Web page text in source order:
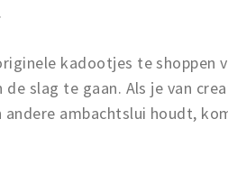
kadootjes te shoppen
slag te gaan. Als je van
ambachtslui houdt,